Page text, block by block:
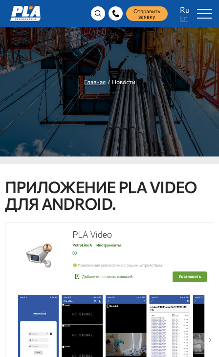
Ru
En
Отправить
заявку
Главная/ Новости
ПРИЛОЖЕНИЕ PLA VIDEO
ДЛЯ ANDROID.